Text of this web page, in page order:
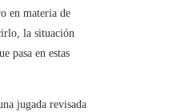
en materia de
la situación
pasa en estas
jugada revisada